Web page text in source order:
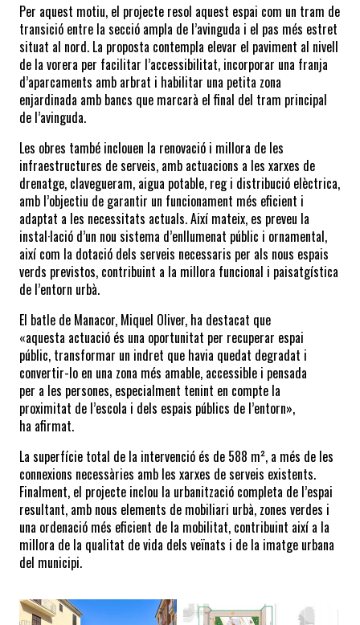
Per aquest motiu, el projecte resol aquest espai com un tram de
transició entre la secció ampla de l’avinguda i el pas més estret
situat al nord. La proposta contempla elevar el paviment al nivell
de la vorera per facilitar l’accessibilitat, incorporar una franja
d’aparcaments amb arbrat i habilitar una petita zona
enjardinada amb bancs que marcarà el final del tram principal
de l’avinguda.
Les obres també inclouen la renovació i millora de les
infraestructures de serveis, amb actuacions a les xarxes de
drenatge, clavegueram, aigua potable, reg i distribució elèctrica,
amb l’objectiu de garantir un funcionament més eficient i
adaptat a les necessitats actuals. Així mateix, es preveu la
instal·lació d’un nou sistema d’enllumenat públic i ornamental,
així com la dotació dels serveis necessaris per als nous espais
verds previstos, contribuint a la millora funcional i paisatgística
de l’entorn urbà.
El batle de Manacor, Miquel Oliver, ha destacat que
«aquesta actuació és una oportunitat per recuperar espai
públic, transformar un indret que havia quedat degradat i
convertir-lo en una zona més amable, accessible i pensada
per a les persones, especialment tenint en compte la
proximitat de l’escola i dels espais públics de l’entorn»,
ha afirmat.
La superfície total de la intervenció és de 588 m², a més de les
connexions necessàries amb les xarxes de serveis existents.
Finalment, el projecte inclou la urbanització completa de l’espai
resultant, amb nous elements de mobiliari urbà, zones verdes i
una ordenació més eficient de la mobilitat, contribuint així a la
millora de la qualitat de vida dels veïnats i de la imatge urbana
del municipi.